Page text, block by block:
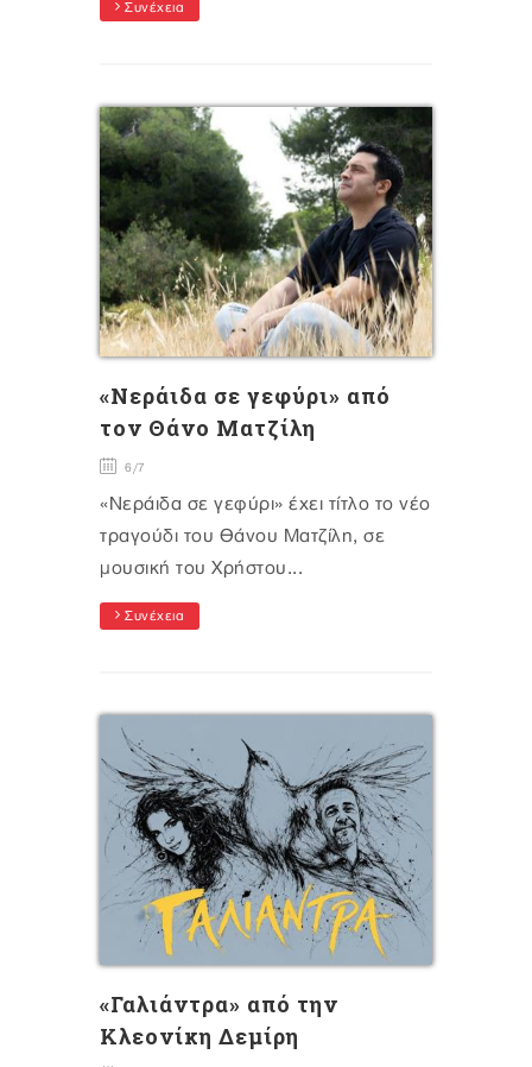
Συνέχεια
«Νεράιδα σε γεφύρι» από
τον Θάνο Ματζίλη
6/7
«Νεράιδα σε γεφύρι» έχει τίτλο το νέο
τραγούδι του Θάνου Ματζίλη, σε
μουσική του Χρήστου...
Συνέχεια
«Γαλιάντρα» από την
Κλεονίκη Δεμίρη